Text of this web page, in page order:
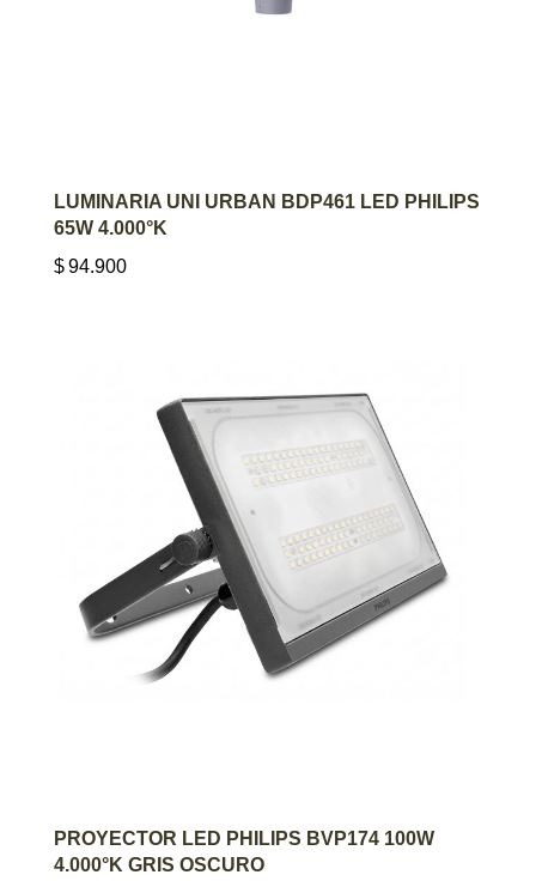
AGREGAR AL CARRITO
LUMINARIA UNI URBAN BDP461 LED PHILIPS
65W 4.000°K
$94.900
AGREGAR AL CARRITO
PROYECTOR LED PHILIPS BVP174 100W
4.000°K GRIS OSCURO